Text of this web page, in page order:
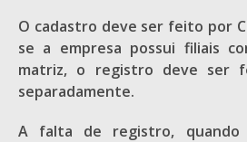
O cadastro deve ser feito por
se a empresa possui filiais
matriz, o registro deve ser
separadamente.
A falta de registro, quando